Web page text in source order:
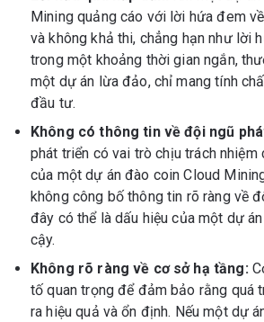
Mining quảng cáo với lời hứa đem
và không khả thi, chẳng hạn như lời
trong một khoảng thời gian ngắn,
một dự án lừa đảo, chỉ mang tính
đầu tư.
Không có thông tin về đội ngũ
phát triển có vai trò chịu trách
của một dự án đào coin Cloud
không công bố thông tin rõ ràng về
đây có thể là dấu hiệu của một dự
cậy.
Không rõ ràng về cơ sở hạ tầng:
tố quan trọng để đảm bảo rằng quá
ra hiệu quả và ổn định. Nếu một dự